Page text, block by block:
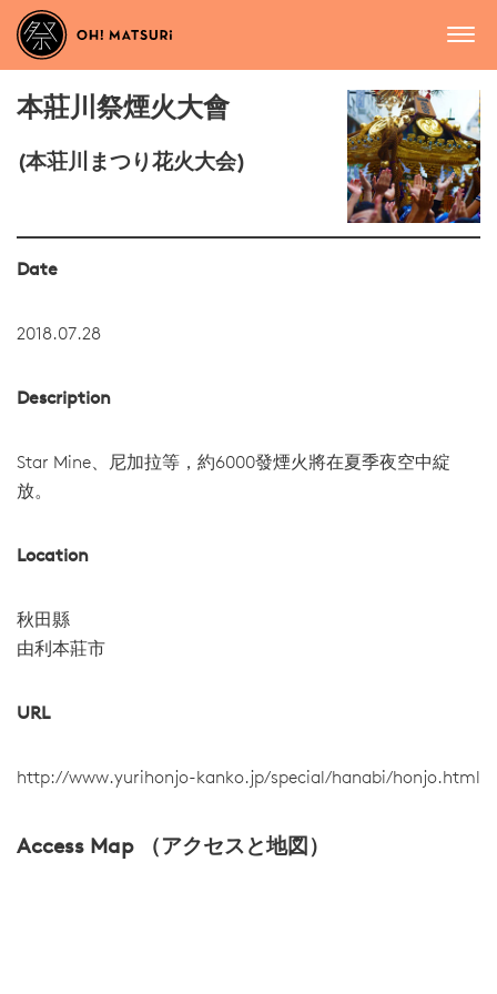
本莊川祭煙火大會
(本荘川まつり花火大会)
Date
2018.07.28
Description
Star Mine、尼加拉等，約6000發煙火將在夏季夜空中綻
放。
Location
秋田縣
由利本莊市
URL
http://www.yurihonjo-kanko.jp/special/hanabi/honjo.html
Access Map （アクセスと地図）